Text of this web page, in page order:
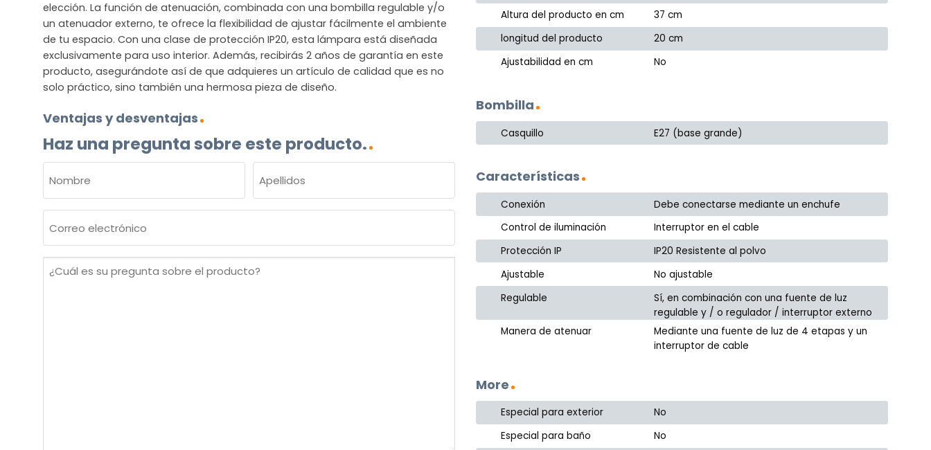
elección. La función de atenuación, combinada con una bombilla regulable y/o
un atenuador externo, te ofrece la flexibilidad de ajustar fácilmente el ambiente
de tu espacio. Con una clase de protección IP20, esta lámpara está diseñada
exclusivamente para uso interior. Además, recibirás 2 años de garantía en este
producto, asegurándote así de que adquieres un artículo de calidad que es no
solo práctico, sino también una hermosa pieza de diseño.
Ventajas y desventajas
Haz una pregunta sobre este producto.
(OBLIGATORIO)
Nombre Apellidos
electrónico
¿Cuál
Altura del producto en cm
37 cm
longitud del producto
20 cm
Ajustabilidad en cm
No
Bombilla
Casquillo E27 (base grande)
Características
Conexión
Debe conectarse mediante un enchufe
Control de iluminación
Interruptor en el cable
Protección IP
IP20 Resistente al polvo
Ajustable
No ajustable
Regulable
Sí, en combinación con una fuente de luz
regulable y / o regulador / interruptor externo
Manera de atenuar
Mediante una fuente de luz de 4 etapas y un
interruptor de cable
More
Especial para exterior
No
Especial para baño
No